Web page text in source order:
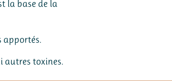
la base de la
apportés.
autres toxines.